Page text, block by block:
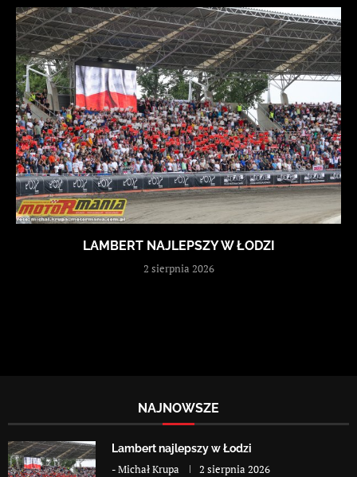
LAMBERT NAJLEPSZY W ŁODZI
2 sierpnia 2026
NAJNOWSZE
Lambert najlepszy w Łodzi
-Michał Krupa 2 sierpnia 2026